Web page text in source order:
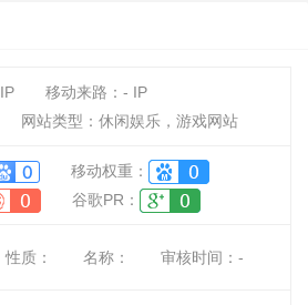
IP 移动来路： - IP
网站类型：休闲娱乐，游戏网站
移动权重：
谷歌PR：
性质： 名称： 审核时间： -